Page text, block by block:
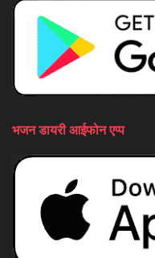
भजन डायरी आईफोन एप्प